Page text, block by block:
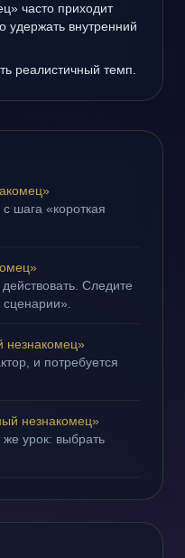
часто приходит
удержать внутренний
реалистичный темп.
шага «короткая
Следите
незнакомец»
и потребуется
незнакомец»
урок: выбрать